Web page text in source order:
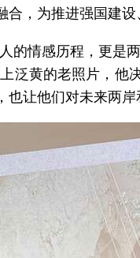
，为推进强国建设
情感历程，更是
泛黄的老照片，
让他们对未来两岸